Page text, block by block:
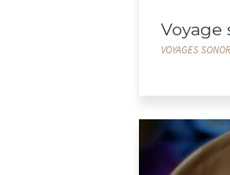
Voyage
VOYAGES